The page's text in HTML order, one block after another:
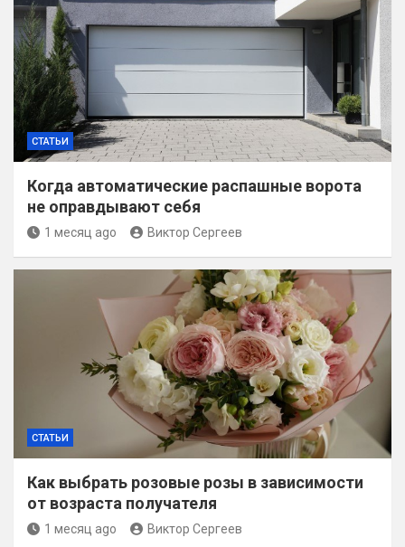
СТАТЬИ
Когда автоматические распашные ворота
не оправдывают себя
1 месяц ago Виктор Сергеев
СТАТЬИ
Как выбрать розовые розы в зависимости
от возраста получателя
1 месяц ago Виктор Сергеев